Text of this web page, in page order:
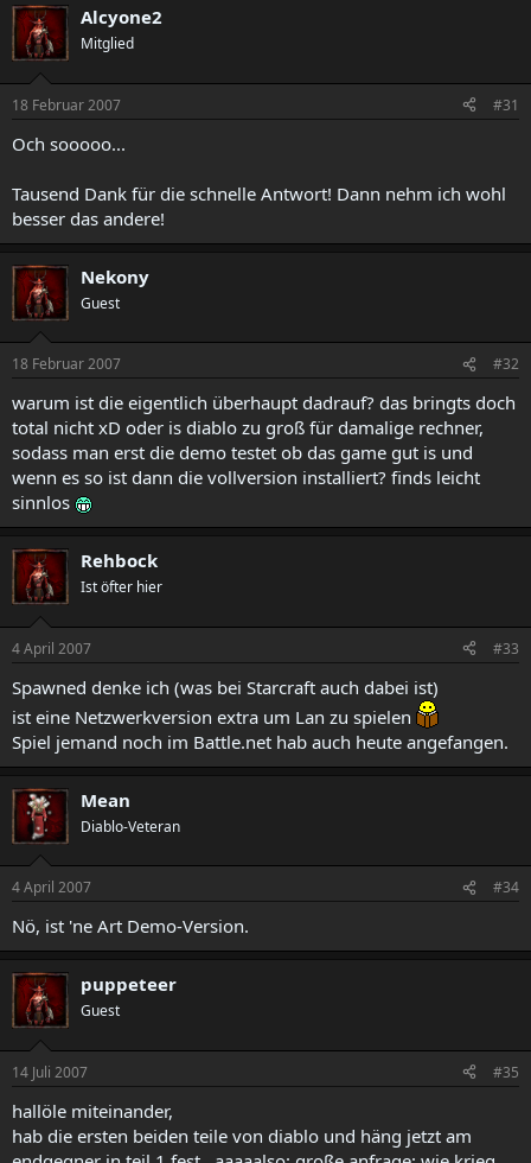
Alcyone2
Mitglied
18 Februar 2007 #31
Och sooooo...
Tausend Dank für die schnelle Antwort! Dann nehm ich wohl
besser das andere!
Nekony
Guest
18 Februar 2007 #32
warum ist die eigentlich überhaupt dadrauf? das bringts doch
total nicht xD oder is diablo zu groß für damalige rechner,
sodass man erst die demo testet ob das game gut is und
wenn es so ist dann die vollversion installiert? finds leicht
sinnlos
Rehbock
Ist öfter hier
4 April 2007 #33
Spawned denke ich (was bei Starcraft auch dabei ist)
ist eine Netzwerkversion extra um Lan zu spielen
Spiel jemand noch im Battle.net hab auch heute angefangen.
Mean
Diablo-Veteran
4 April 2007 #34
Nö, ist 'ne Art Demo-Version.
puppeteer
Guest
14 Juli 2007 #35
hallöle miteinander,
hab die ersten beiden teile von diablo und häng jetzt am